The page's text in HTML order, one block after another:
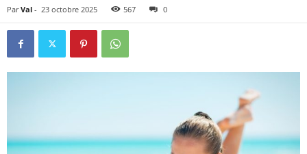
Par Val - 23 octobre 2025 567 0